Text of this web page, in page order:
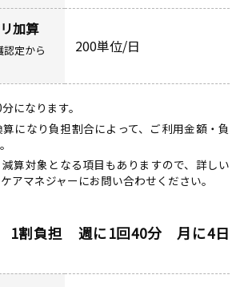
加算
定から
200単位/日
になります。
になり負担割合によって、ご利用金額・負
算対象となる項目もありますので、詳しい
アマネジャーにお問い合わせください。
1割負担 週に1回40分 月に4日